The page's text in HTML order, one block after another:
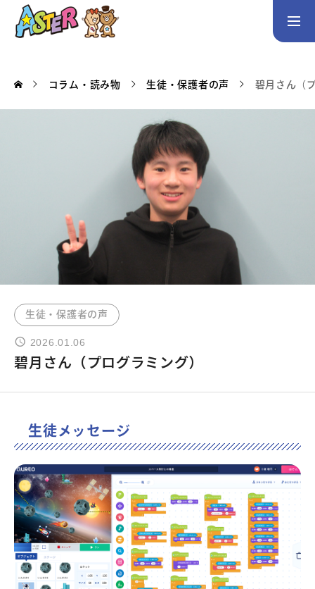
トップページ
英会話／プログラミング／3Dデザイン／学童保育
英会話（小学生）
生徒・保護者の声
スタッフ紹介
アクセス
よくあるご質問
団体向け出張英会話
新着情報
コラム・読み物
コラム・読み物 生徒・保護者の声 碧月さん（
生徒・保護者の声
2026.01.06
碧月さん（プログラミング）
生徒メッセージ